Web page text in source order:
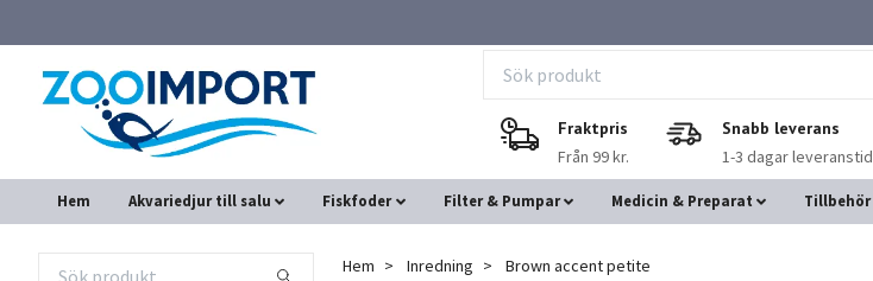
Fraktpris
Från 99 kr.
Snabb leverans
1-3 dagar leveranstid
Hem Akvariedjur till salu Fiskfoder Filter & Pumpar Medicin & Preparat Tillbehör
Hem Inredning Brown accent petite